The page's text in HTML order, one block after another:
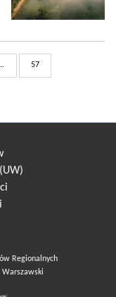
57
Regionalnych
Warszawski